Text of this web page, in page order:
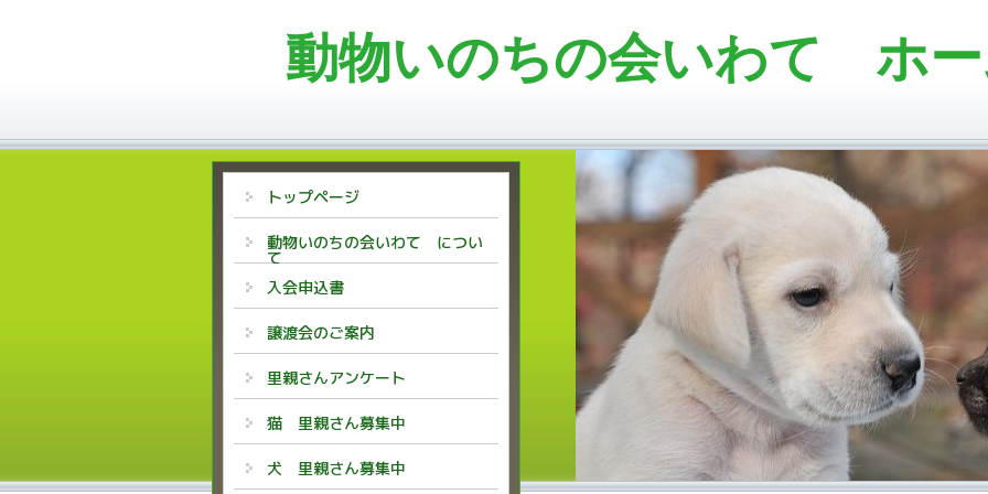
動物いのちの会いわて ホ
トップページ
動物いのちの会いわて につい
て
入会申込書
譲渡会のご案内
里親さんアンケート
猫 里親さん募集中
犬 里親さん募集中